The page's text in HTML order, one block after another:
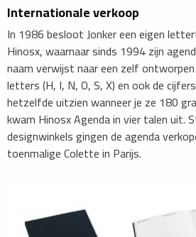
Internationale verkoop
In 1986 besloot Jonker een eigen
Hinosx, waarnaar sinds 1994 zijn
naam verwijst naar een zelf
letters (H, I, N, O, S, X) en ook de
hetzelfde uitzien wanneer je ze 180
kwam Hinosx Agenda in vier talen uit.
designwinkels gingen de agenda
toenmalige Colette in Parijs.